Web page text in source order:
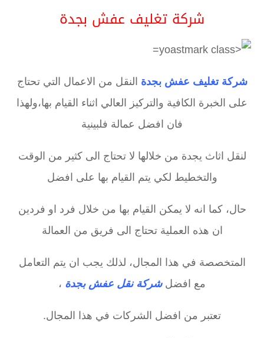
شركة تغليف عفش بجدة
شركة تغليف عفش بجدة النقل من الاعمال التي تحتاج
على الخبرة الكافية والتركيز العالي اثناء القيام بها،ولهذا
فان افضل عمالة فلبينية
لنقل اثاث يجدة من خلالها لا تحتاج الى كثير من الوقت
والتخطيط لكي يتم القيام بها على افضل
حال، كما انه لا يمكن القيام بها من خلال فرد او فردين
ان هذه العملية تحتاج الى فريق من العمالة
المتخصصة في هذا المجال، لذلك يجب ان يتم التعامل
مع افضلشركة نقل عفش بجدة ،
تعتبر من افضل الشركات في هذا المجال.